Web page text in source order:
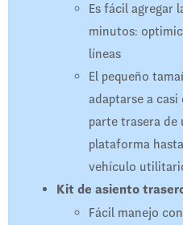
Es fácil agregar
minutos:
líneas
El pequeño
adaptarse a
parte trasera de
plataforma
vehículo
Kit de asiento
Fácil manejo